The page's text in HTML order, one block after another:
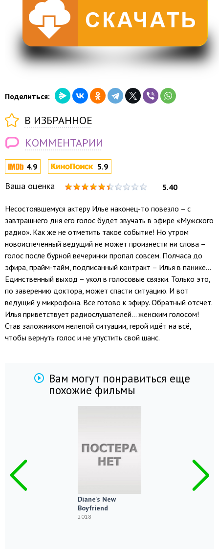
4.9 5.9
Ваша оценка 5.40
Несостоявшемуся актеру Илье наконец-то повезло – с
завтрашнего дня его голос будет звучать в эфире «Мужского
радио». Как же не отметить такое событие! Но утром
новоиспеченный ведущий не может произнести ни слова –
голос после бурной вечеринки пропал совсем. Полчаса до
эфира, прайм-тайм, подписанный контракт – Илья в панике…
Единственный выход – укол в голосовые связки. Только это,
по заверению доктора, может спасти ситуацию. И вот
ведущий у микрофона. Все готово к эфиру. Обратный отсчет.
Илья приветствует радиослушателей… женским голосом!
Став заложником нелепой ситуации, герой идёт на всё,
чтобы вернуть голос и не упустить свой шанс.
Поделиться:
В ИЗБРАННОЕ
КОММЕНТАРИИ
Вам могут понравиться еще
похожие фильмы
Diane's New
Boyfriend
2018